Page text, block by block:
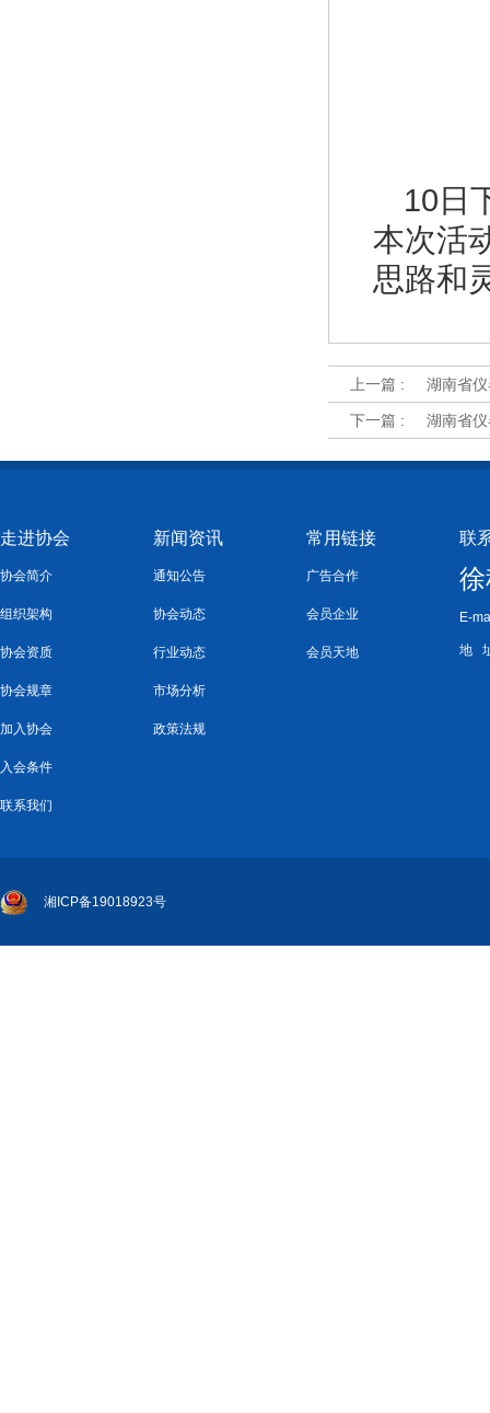
10日
本次活
思路和
上一篇 : 湖南省
下一篇 : 湖南省
走进协会
协会简介
组织架构
协会资质
协会规章
加入协会
入会条件
联系我们
新闻资讯
通知公告
协会动态
行业动态
市场分析
政策法规
常用链接
广告合作
会员企业
会员天地
联
E-
地
湘ICP备19018923号